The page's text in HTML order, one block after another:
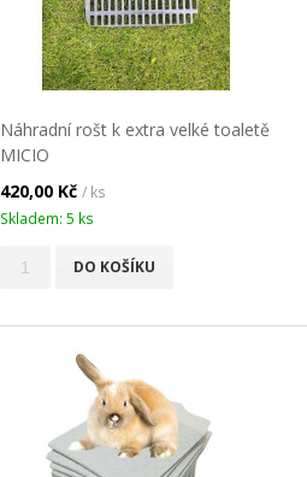
Náhradní rošt k extra velké toaletě
MICIO
420,00 Kč / ks
Skladem: 5 ks
DO KOŠÍKU